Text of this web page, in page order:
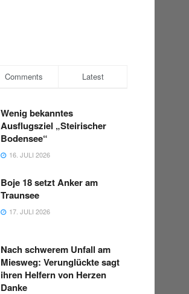
Comments Latest
Wenig bekanntes
Ausflugsziel „Steirischer
Bodensee“
16. JULI 2026
Boje 18 setzt Anker am
Traunsee
17. JULI 2026
Nach schwerem Unfall am
Miesweg: Verunglückte sagt
ihren Helfern von Herzen
Danke